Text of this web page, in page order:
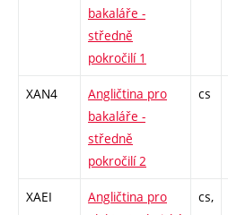
bakaláře -
středně
pokročilí 1
XAN4
Angličtina pro
bakaláře -
středně
pokročilí 2
cs
XAEI
Angličtina pro
cs,